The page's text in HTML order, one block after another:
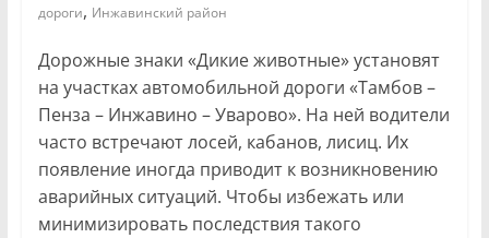
дороги, Инжавинский район
Дорожные знаки «Дикие животные» установят
на участках автомобильной дороги «Тамбов –
Пенза – Инжавино – Уварово». На ней водители
часто встречают лосей, кабанов, лисиц. Их
появление иногда приводит к возникновению
аварийных ситуаций. Чтобы избежать или
минимизировать последствия такого